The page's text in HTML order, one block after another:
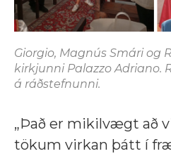
Giorgio, Magnús Smári og
kirkjunni Palazzo Adriano.
á ráðstefnunni.
„Það er mikilvægt að
tökum virkan þátt í